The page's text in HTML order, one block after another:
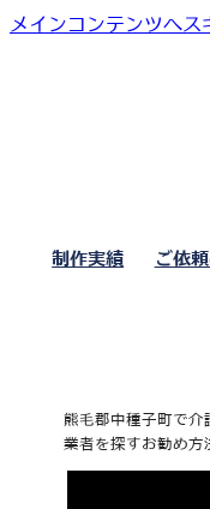
メインコンテンツへス
制作実績 ご依
熊毛郡中種子町で介
業者を探すお勧め方